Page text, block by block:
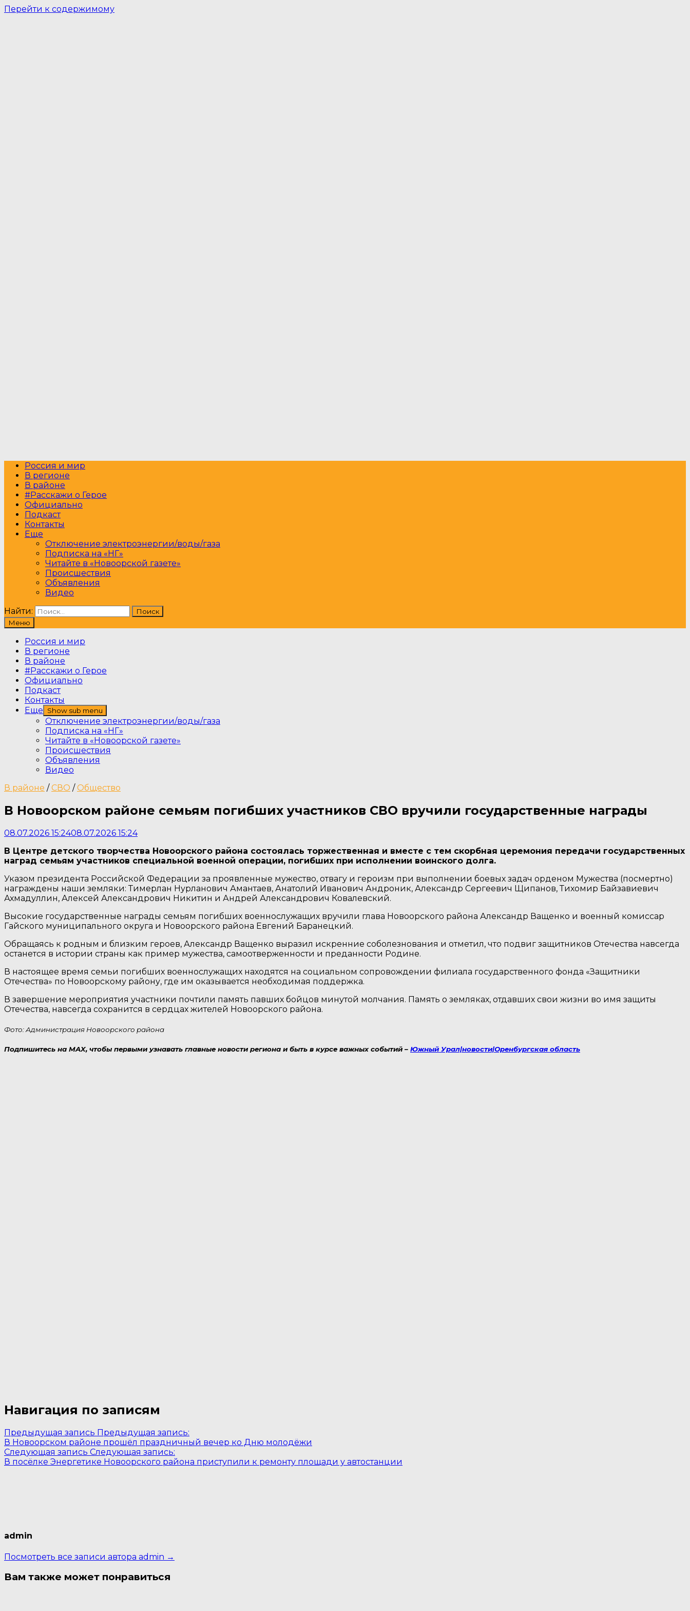
Перейти к содержимому
Россия и мир
В регионе
В районе
#Расскажи о Герое
Официально
Подкаст
Контакты
Еще
Отключение электроэнергии/воды/газа
Подписка на «НГ»
Читайте в «Новоорской газете»
Происшествия
Объявления
Видео
Найти:
Меню
Россия и мир
В регионе
В районе
#Расскажи о Герое
Официально
Подкаст
Контакты
Еще
Show sub menu
Отключение электроэнергии/воды/газа
Подписка на «НГ»
Читайте в «Новоорской газете»
Происшествия
Объявления
Видео
В районе /СВО /Общество
В Новоорском районе семьям погибших участников СВО вручили государственные награды
08.07.2026 15:2408.07.2026 15:24
В Центре детского творчества Новоорского района состоялась торжественная и вместе с тем скорбная церемония передачи государственных
наград семьям участников специальной военной операции, погибших при исполнении воинского долга.
Указом президента Российской Федерации за проявленные мужество, отвагу и героизм при выполнении боевых задач орденом Мужества (посмертно)
награждены наши земляки: Тимерлан Нурланович Амантаев, Анатолий Иванович Андроник, Александр Сергеевич Щипанов, Тихомир Байзавиевич
Ахмадуллин, Алексей Александрович Никитин и Андрей Александрович Ковалевский.
Высокие государственные награды семьям погибших военнослужащих вручили глава Новоорского района Александр Ващенко и военный комиссар
Гайского муниципального округа и Новоорского района Евгений Баранецкий.
Обращаясь к родным и близким героев, Александр Ващенко выразил искренние соболезнования и отметил, что подвиг защитников Отечества навсегда
останется в истории страны как пример мужества, самоотверженности и преданности Родине.
В настоящее время семьи погибших военнослужащих находятся на социальном сопровождении филиала государственного фонда «Защитники
Отечества» по Новоорскому району, где им оказывается необходимая поддержка.
В завершение мероприятия участники почтили память павших бойцов минутой молчания. Память о земляках, отдавших свои жизни во имя защиты
Отечества, навсегда сохранится в сердцах жителей Новоорского района.
Фото: Администрация Новоорского района
Подпишитесь на MAX, чтобы первыми узнавать главные новости региона и быть в курсе важных событий – Южный Урал|новости|Оренбургская область
Навигация по записям
Предыдущая запись Предыдущая запись:
В Новоорском районе прошёл праздничный вечер ко Дню молодёжи
Следующая запись Следующая запись:
В посёлке Энергетике Новоорского района приступили к ремонту площади у автостанции
admin
Посмотреть все записи автора admin →
Вам также может понравиться